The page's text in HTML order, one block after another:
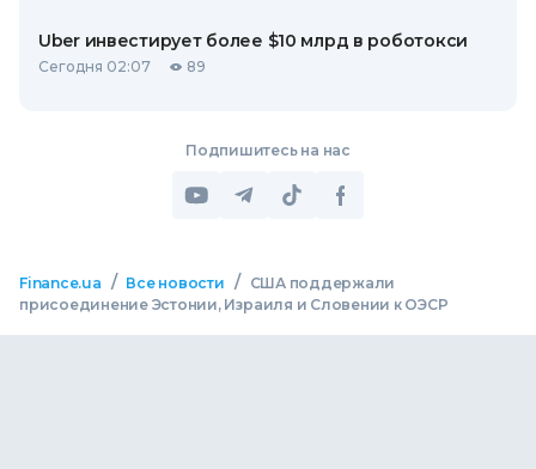
Uber инвестирует более $10 млрд в роботокси
Сегодня 02:07 89
Подпишитесь на нас
Finance.ua / Все новости /
США поддержали
присоединение Эстонии, Израиля и Словении к ОЭСР